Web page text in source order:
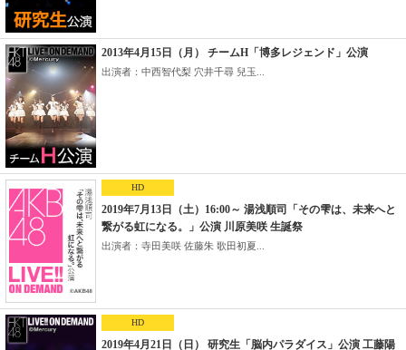
2013年4月15日（月） チームH「博多レジェンド」公演
出演者：中西智代梨 穴井千尋 兒玉...
HD
2019年7月13日（土）16:00～ 湯浅順司「その雫は、未来へと
繋がる虹になる。」公演 川原美咲 生誕祭
出演者：寺田美咲 佐藤朱 歌田初夏...
HD
2019年4月21日（日） 研究生「脳内パラダイス」公演 工藤陽